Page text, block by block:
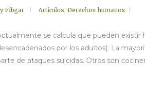
Fibgar Artículos, Derechos humanos
se calcula que pueden existir
por los adultos). La
de ataques suicidas. Otros son